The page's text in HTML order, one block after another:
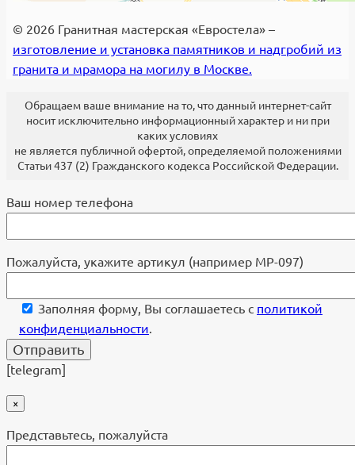
© 2026 Гранитная мастерская «Евростела» –
изготовление и установка памятников и надгробий из
гранита и мрамора на могилу в Москве.
Обращаем ваше внимание на то, что данный интернет-сайт
носит исключительно информационный характер и ни при
каких условиях
не является публичной офертой, определяемой положениями
Статьи 437 (2) Гражданского кодекса Российской Федерации.
Ваш номер телефона
Пожалуйста, укажите артикул (например МР-097)
Заполняя форму, Вы соглашаетесь с политикой
конфиденциальности.
[telegram]
×
Представьтесь, пожалуйста